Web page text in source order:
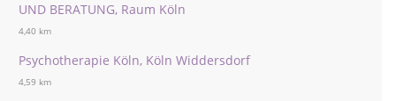
UND BERATUNG, Raum Köln
4,40 km
Psychotherapie Köln, Köln Widdersdorf
4,59 km